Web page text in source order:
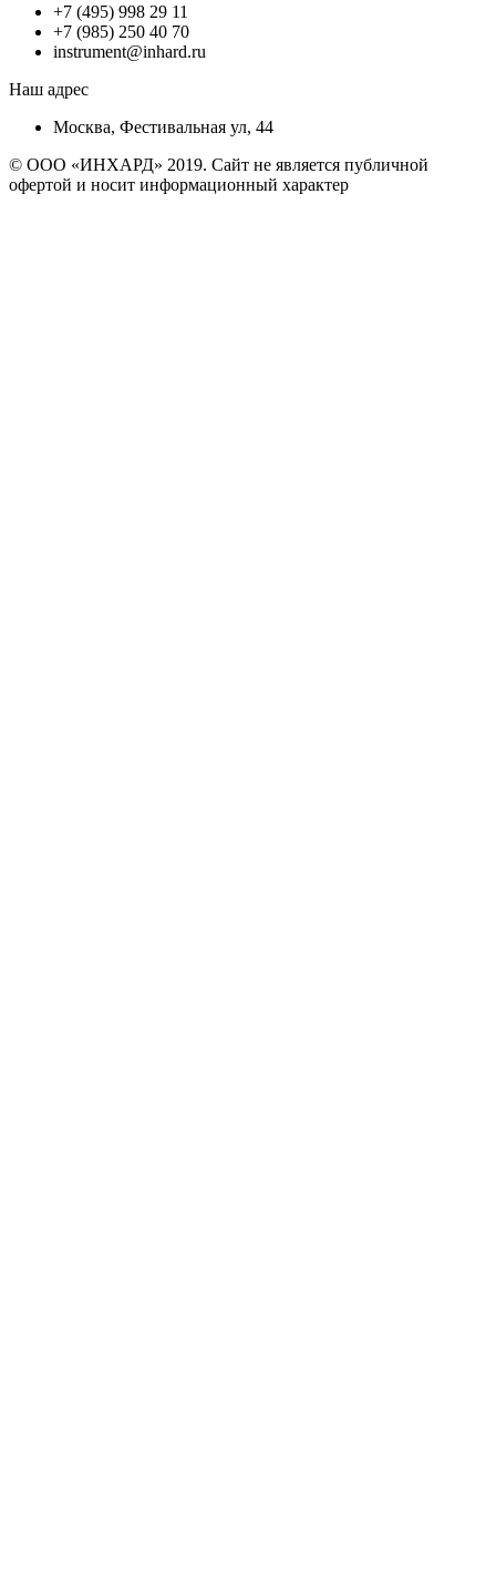
+7 (495) 998 29 11
+7 (985) 250 40 70
instrument@inhard.ru
Наш адрес
Москва, Фестивальная ул, 44
© ООО «ИНХАРД» 2019. Сайт не является публичной
офертой и носит информационный характер